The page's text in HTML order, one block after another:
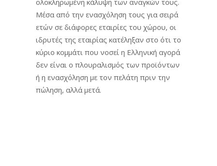
ολοκληρωμένη κάλυψη των αναγκών τους.
Μέσα από την ενασχόληση τους για σειρά
ετών σε διάφορες εταιρίες του χώρου, οι
ιδρυτές της εταιρίας κατέληξαν στο ότι το
κύριο κομμάτι που νοσεί η Ελληνική αγορά
δεν είναι ο πλουραλισμός των προϊόντων
ή η ενασχόληση με τον πελάτη πριν την
πώληση, αλλά μετά.